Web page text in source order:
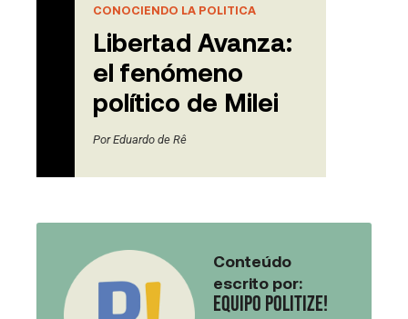
CONOCIENDO LA POLITICA
Libertad Avanza:
el fenómeno
político de Milei
PorEduardo de Rê
Conteúdo
escrito por:
Equipo Politize!